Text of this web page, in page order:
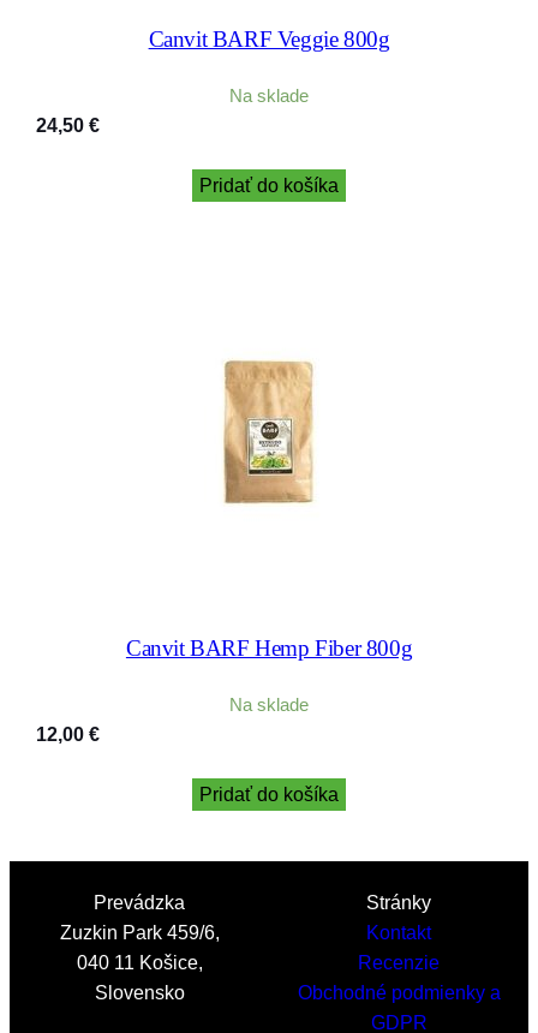
Canvit BARF Veggie 800g
Na sklade
24,50 €
Pridať do košíka
Canvit BARF Hemp Fiber 800g
Na sklade
12,00 €
Pridať do košíka
Prevádzka
Zuzkin Park 459/6,
040 11 Košice,
Slovensko
Stránky
Kontakt
Recenzie
Obchodné podmienky a
GDPR